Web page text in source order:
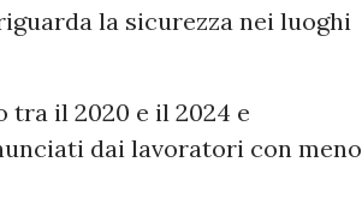
la sicurezza nei luoghi
tra il 2020 e il 2024 e
dai lavoratori con meno